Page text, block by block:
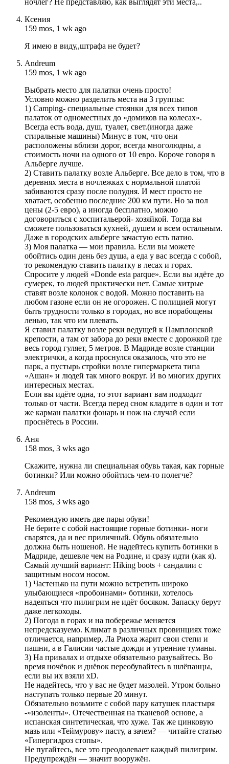
ночлег? Не представляю, как выглядят эти места,..
Ксения
159 mos, 1 wk ago
Я имею в виду,,штрафа не будет?
Andreum
159 mos, 1 wk ago
Выбрать место для палатки очень просто!
Условно можно разделить места на 3 группы:
1) Camping- специальные стоянки для всех типов
палаток от одноместных до «домиков на колесах».
Всегда есть вода, душ, туалет, свет.(иногда даже
стиральные машины) Минус в том, что они
расположены вблизи дорог, всегда многолюдны, а
стоимость ночи на одного от 10 евро. Короче говоря в
Альберге лучше.
2) Ставить палатку возле Альберге. Все дело в том, что в
деревнях места в ночлежках с нормальной платой
забиваются сразу после полудня. И мест просто не
хватает, особенно последние 200 км пути. Но за пол
цены (2-5 евро), а иногда бесплатно, можно
договориться с хоспитальерой- хозяйкой. Тогда вы
сможете пользоваться кухней, душем и всем остальным.
Даже в городских альберге зачастую есть патио.
3) Моя палатка — мои правила. Если вы можете
обойтись один день без душа, а еда у вас всегда с собой,
то рекомендую ставить палатку в лесах и горах.
Спросите у людей «Donde esta parque». Если вы идёте до
сумерек, то людей практически нет. Самые хитрые
ставят возле колонок с водой. Можно поставить на
любом газоне если он не огорожен. С полицией могут
быть трудности только в городах, но все порабощены
ленью, так что им плевать.
Я ставил палатку возле реки ведущей к Памплонской
крепости, а там от забора до реки вместе с дорожкой где
весь город гуляет, 5 метров. В Мадриде возле станции
электрички, а когда проснулся оказалось, что это не
парк, а пустырь стройки возле гипермаркета типа
«Ашан» и людей так много вокруг. И во многих других
интересных местах.
Если вы идёте одна, то этот вариант вам подходит
только от части. Всегда перед сном кладите в один и тот
же карман палатки фонарь и нож на случай если
проснётесь в России.
Аня
158 mos, 3 wks ago
Скажите, нужна ли специальная обувь такая, как горные
ботинки? Или можно обойтись чем-то полегче?
Andreum
158 mos, 3 wks ago
Рекомендую иметь две пары обуви!
Не берите с собой настоящие горные ботинки- ноги
сварятся, да и вес приличный. Обувь обязательно
должна быть ношеной. Не надейтесь купить ботинки в
Мадриде, дешевле чем на Родине, и сразу идти (как я).
Самый лучший вариант: Hiking boots + сандалии с
защитным носом носом.
1) Частенько на пути можно встретить широко
улыбающиеся «пробоинами» ботинки, хотелось
надеяться что пилигрим не идёт босяком. Запаску берут
даже легкоходы.
2) Погода в горах и на побережье меняется
непредсказуемо. Климат в различных провинциях тоже
отличается, например, Ла Риоха жарит свои степи и
пашни, а в Галисии частые дожди и утренние туманы.
3) На привалах и отдыхе обязательно разувайтесь. Во
время ночёвок и днёвок переобувайтесь в шлёпанцы,
если вы их взяли хD.
Не надейтесь, что у вас не будет мазолей. Утром больно
наступать только первые 20 минут.
Обязательно возьмите с собой пару катушек пластыря
-»изоленты». Отечественная на тканевой основе, а
испанская синтетическая, что хуже. Так же цинковую
мазь или «Теймурову» пасту, а зачем? — читайте статью
«Гипергидроз стопы».
Не пугайтесь, все это преодолевает каждый пилигрим.
Предупреждён — значит вооружён.